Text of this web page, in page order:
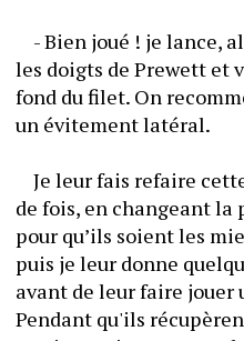
- Bien joué ! je lance,
les doigts de Prewett et
fond du filet. On
un évitement latéral.
Je leur fais refaire
de fois, en changeant la
pour qu’ils soient les
puis je leur donne
avant de leur faire jouer
Pendant qu'ils